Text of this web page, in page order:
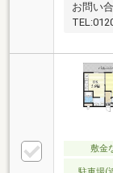
お問い
敷金